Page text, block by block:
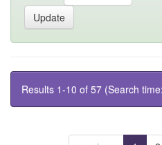
Results 1-10 of 57 (Search